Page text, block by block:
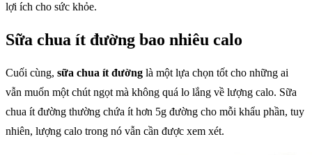
lợi ích cho sức khỏe.
Sữa chua ít đường bao nhiêu calo
Cuối cùng, sữa chua ít đường là một lựa chọn tốt cho những ai
vẫn muốn một chút ngọt mà không quá lo lắng về lượng calo. Sữa
chua ít đường thường chứa ít hơn 5g đường cho mỗi khẩu phần, tuy
nhiên, lượng calo trong nó vẫn cần được xem xét.